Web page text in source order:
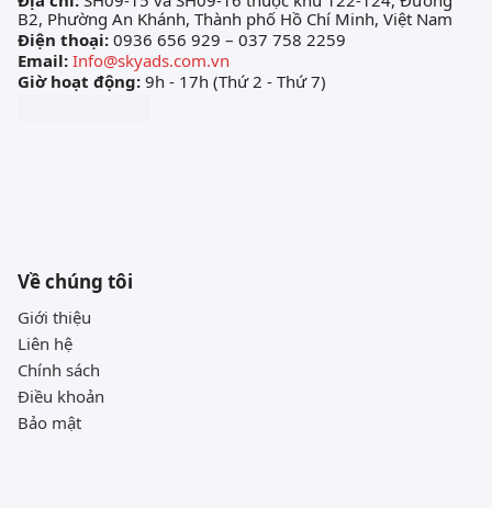
B2, Phường An Khánh, Thành phố Hồ Chí Minh, Việt Nam
Điện thoại: 0936 656 929 – 037 758 2259
Email: Info@skyads.com.vn
Giờ hoạt động: 9h - 17h (Thứ 2 - Thứ 7)
Về chúng tôi
Giới thiệu
Liên hệ
Chính sách
Điều khoản
Bảo mật